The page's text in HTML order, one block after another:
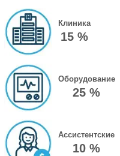
Клиника
15 %
Оборудование
25 %
Ассистентские
10 %